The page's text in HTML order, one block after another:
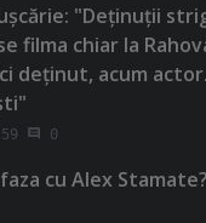
"Deţinuţii
filma chiar la
deţinut, acum
0
cu Alex